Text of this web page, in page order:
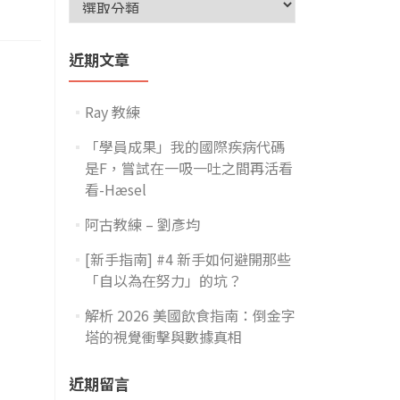
近期文章
Ray 教練
「學員成果」我的國際疾病代碼
是F，嘗試在一吸一吐之間再活看
看-Hæsel
阿古教練 – 劉彥均
[新手指南] #4 新手如何避開那些
「自以為在努力」的坑？
解析 2026 美國飲食指南：倒金字
塔的視覺衝擊與數據真相
近期留言